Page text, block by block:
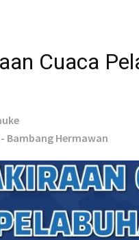
Cuaca
Bambang Hermawan